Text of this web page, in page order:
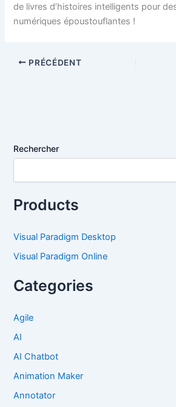
de livres d’histoires intelligents pour
numériques époustouflantes !
PRÉCÉDENT
Rechercher
Products
Visual Paradigm Desktop
Visual Paradigm Online
Categories
Agile
AI
AI Chatbot
Animation Maker
Annotator